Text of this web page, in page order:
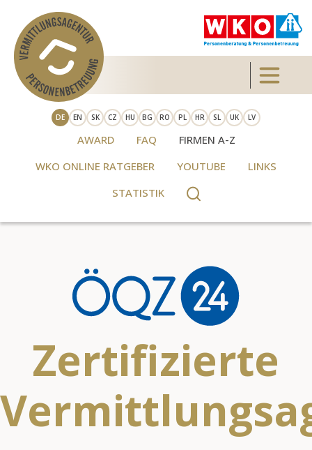
Direkt zum Inhalt Toggle
DE EN SK CZ HU BG RO PL HR SL UK LV
AWARD FAQ
FIRMEN A-Z
WKO ONLINE RATGEBER
YOUTUBE
LINKS
STATISTIK
Zertifizierte